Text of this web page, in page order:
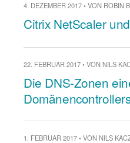
4. DEZEMBER 2017 • VON ROBIN
Citrix NetScaler
22. FEBRUAR 2017 • VON NILS
Die DNS-Zonen
1. FEBRUAR 2017 • VON NILS